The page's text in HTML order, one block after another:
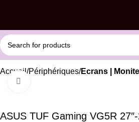
Accueil Périphériques Ecrans |
ASUS TUF Gaming VG5R